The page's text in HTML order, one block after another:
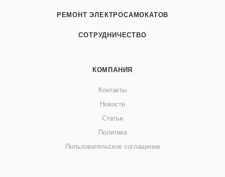
РЕМОНТ ЭЛЕКТРОСАМОКАТОВ
СОТРУДНИЧЕСТВО
КОМПАНИЯ
Контакты
Новости
Статьи
Политика
Пользовательское соглашение